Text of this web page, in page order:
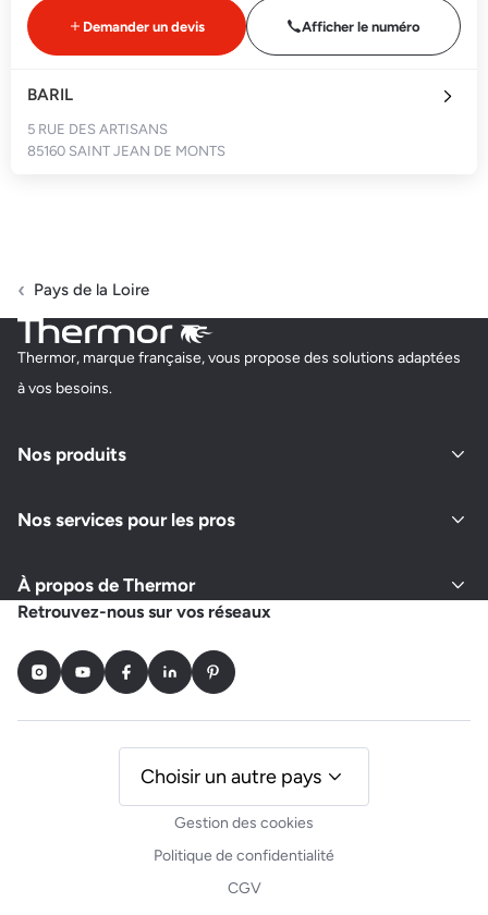
Demander un devis Afficher le numéro
BARIL
5 RUE DES ARTISANS
85160 SAINT JEAN DE MONTS
MC ASSOCIES
85200 FONTENAY LE COMTE
Fermé actuellement
Demander un devis
FE2A
3 BIS IMPASSE DES VERGNES
Fermé actuellement
Pays de la Loire
Thermor, marque française, vous propose des solutions adaptées
à vos besoins.
Nos produits
Nos services pour les pros
À propos de Thermor
Retrouvez-nous sur vos réseaux
InstagramYoutubeFacebookLinkedInPinterest
Gestion des cookies
Politique de confidentialité
CGV
Choisir un autre pays